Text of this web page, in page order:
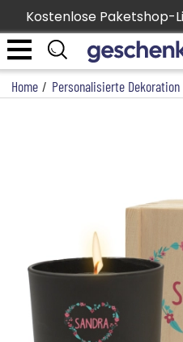
Kostenlose Paketshop-
Home / Personalisierte Dekoration